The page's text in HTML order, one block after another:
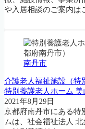
や入居相談のご案内は
南丹市
介護老人福祉施設（特
特別養護老人ホーム 美
2021年8月29日
京都府南丹市にある特
ムは、社会福祉法人